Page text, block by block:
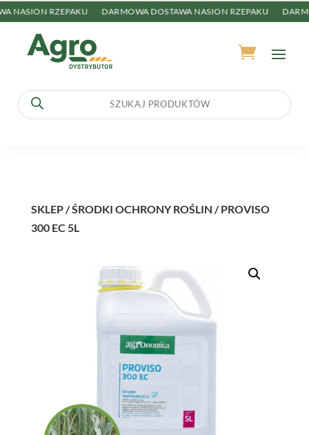
NASION RZEPAKU DARMOWA DOSTAWA NASION RZEPAKU
Wyszukiwarka
produktów
SKLEP/ŚRODKI OCHRONY ROŚLIN / PROVISO
300 EC 5L